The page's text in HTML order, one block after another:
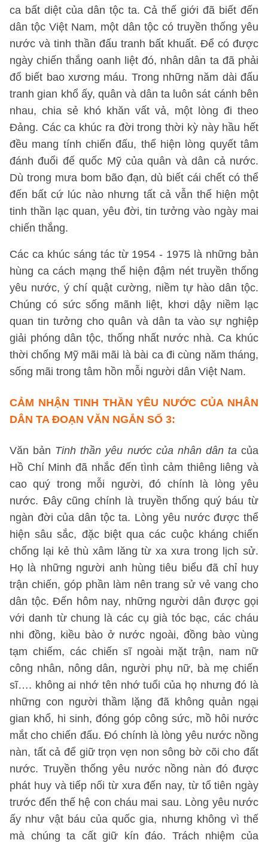
ca bất diệt của dân tộc ta. Cả thế giới đã biết đến
dân tộc Việt Nam, một dân tộc có truyền thống yêu
nước và tinh thần đấu tranh bất khuất. Để có được
ngày chiến thắng oanh liệt đó, nhân dân ta đã phải
đổ biết bao xương máu. Trong những năm dài đấu
tranh gian khổ ấy, quân và dân ta luôn sát cánh bên
nhau, chia sẻ khó khăn vất vả, một lòng đi theo
Đảng. Các ca khúc ra đời trong thời kỳ này hầu hết
đều mang tính chiến đấu, thể hiện lòng quyết tâm
đánh đuổi đế quốc Mỹ của quân và dân cả nước.
Dù trong mưa bom bão đạn, dù biết cái chết có thể
đến bất cứ lúc nào nhưng tất cả vẫn thể hiện một
tinh thần lạc quan, yêu đời, tin tưởng vào ngày mai
chiến thắng.
Các ca khúc sáng tác từ 1954 - 1975 là những bản
hùng ca cách mạng thể hiện đậm nét truyền thống
yêu nước, ý chí quật cường, niềm tự hào dân tộc.
Chúng có sức sống mãnh liệt, khơi dậy niềm lạc
quan tin tưởng cho quân và dân ta vào sự nghiệp
giải phóng dân tộc, thống nhất nước nhà. Ca khúc
thời chống Mỹ mãi mãi là bài ca đi cùng năm tháng,
sống mãi trong tâm hồn mỗi người dân Việt Nam.
CẢM NHẬN TINH THẦN YÊU NƯỚC CỦA NHÂN
DÂN TA ĐOẠN VĂN NGẮN SỐ 3:
Văn bản Tinh thần yêu nước của nhân dân tacủa
Hồ Chí Minh đã nhắc đến tình cảm thiêng liêng và
cao quý trong mỗi người, đó chính là lòng yêu
nước. Đây cũng chính là truyền thống quý báu từ
ngàn đời của dân tộc ta. Lòng yêu nước được thể
hiện sâu sắc, đặc biệt qua các cuộc kháng chiến
chống lại kẻ thù xâm lăng từ xa xưa trong lịch sử.
Họ là những người anh hùng tiêu biểu đã chỉ huy
trận chiến, góp phần làm nên trang sử vẻ vang cho
dân tộc. Đến hôm nay, những người dân được gọi
với danh từ chung là các cụ già tóc bạc, các cháu
nhi đồng, kiều bào ở nước ngoài, đồng bào vùng
tạm chiếm, các chiến sĩ ngoài mặt trận, nam nữ
công nhân, nông dân, người phụ nữ, bà mẹ chiến
sĩ…. không ai nhớ tên nhớ tuổi của họ nhưng đó là
những con người thầm lặng đã không quản ngại
gian khổ, hi sinh, đóng góp công sức, mồ hôi nước
mắt cho chiến đấu. Đó chính là lòng yêu nước nồng
nàn, tất cả để giữ trọn vẹn non sông bờ cõi cho đất
nước. Truyền thống yêu nước nồng nàn đó được
phát huy và tiếp nối từ xưa đến nay, từ tổ tiên ngày
trước đến thế hệ con cháu mai sau. Lòng yêu nước
ấy như vật báu của quốc gia, nhưng không vì thế
mà chúng ta cất giữ kín đáo. Trách nhiệm của